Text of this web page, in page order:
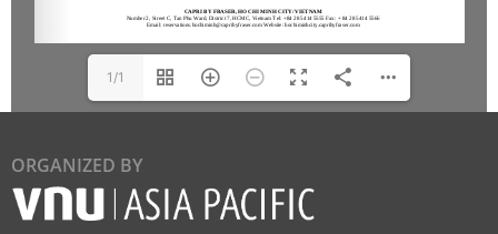
1/1
ORGANIZED BY